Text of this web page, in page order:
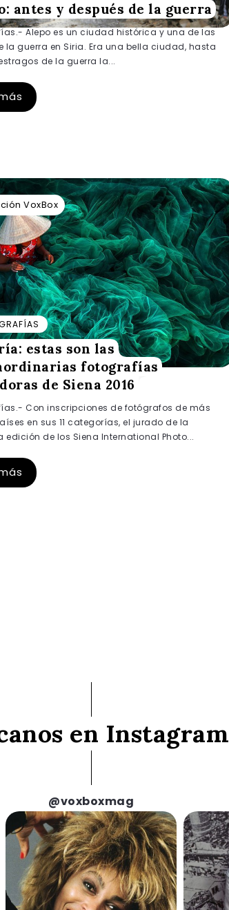
antes y después de la guerra
Alepo es un ciudad histórica y una de las
la guerra en Siria. Era una bella ciudad, hasta
de la guerra la...
VoxBox
estas son las
fotografías
de Siena 2016
Con inscripciones de fotógrafos de más
en sus 11 categorías, el jurado de la
edición de los Siena International Photo...
en Instagram
@voxboxmag